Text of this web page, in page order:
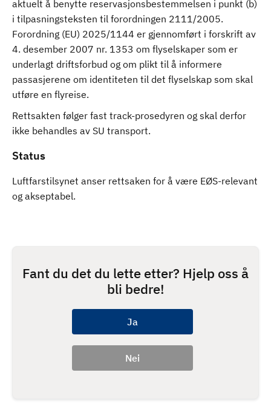
aktuelt å benytte reservasjonsbestemmelsen i punkt (b)
i tilpasningsteksten til forordningen 2111/2005.
Forordning (EU) 2025/1144 er gjennomført i forskrift av
4. desember 2007 nr. 1353 om flyselskaper som er
underlagt driftsforbud og om plikt til å informere
passasjerene om identiteten til det flyselskap som skal
utføre en flyreise.
Rettsakten følger fast track-prosedyren og skal derfor
ikke behandles av SU transport.
Status
Luftfarstilsynet anser rettsaken for å være EØS-relevant
og akseptabel.
Fant du det du lette etter? Hjelp oss å
bli bedre!